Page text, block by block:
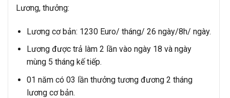
Lương, thưởng:
Lương cơ bản: 1230 Euro/ tháng/ 26 ngày/8h/ ngày.
Lương được trả làm 2 lần vào ngày 18 và ngày
mùng 5 tháng kế tiếp.
01 năm có 03 lần thưởng tương đương 2 tháng
lương cơ bản.